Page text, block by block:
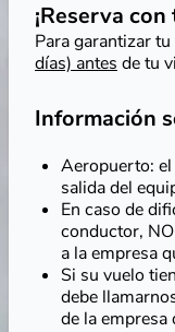
¡Reserva
Para garantizar
días) antes de tu
Información
Aeropuerto:
salida del
En caso de
conductor,
a la empresa
Si su vuelo
debe
de la empresa